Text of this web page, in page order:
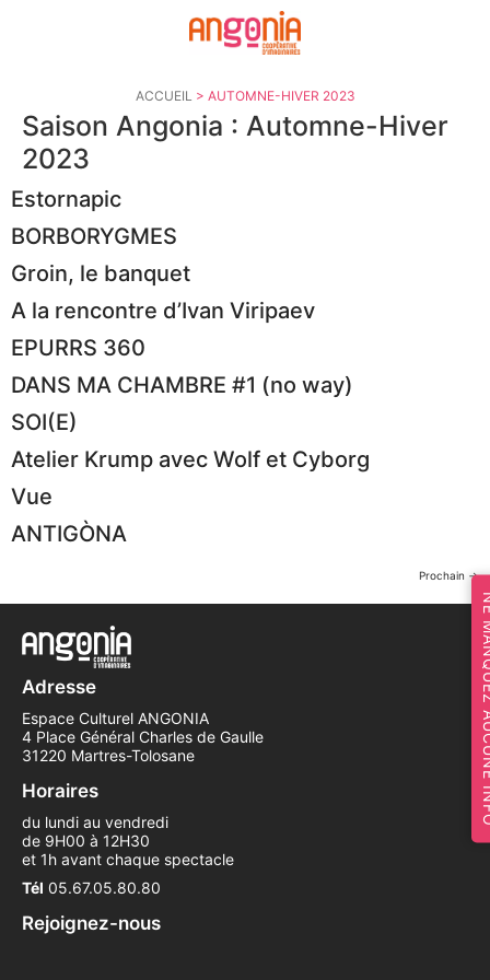
NE
ACCUEIL > AUTOMNE-HIVER 2023
Saison Angonia : Automne-Hiver
2023
Estornapic
BORBORYGMES
Groin, le banquet
A la rencontre d’Ivan Viripaev
EPURRS 360
DANS MA CHAMBRE #1 (no way)
SOI(E)
Atelier Krump avec Wolf et Cyborg
Vue
ANTIGÒNA
Prochain →
Adresse
Espace Culturel ANGONIA
4 Place Général Charles de Gaulle
31220 Martres-Tolosane
Horaires
du lundi au vendredi
de 9H00 à 12H30
et 1h avant chaque spectacle
Tél 05.67.05.80.80
Rejoignez-nous